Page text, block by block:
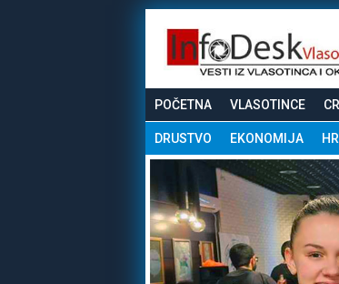
POČETNA VLASOTINCE
DRUSTVO EKONOMIJA